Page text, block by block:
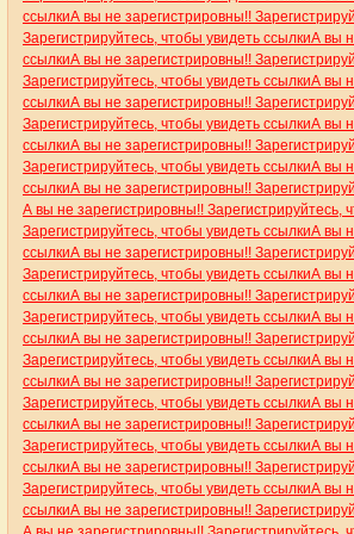
ссылкиА вы не зарегистрировны!!
Зарегистрируйтесь, чтобы увидеть ссылкиА вы
ссылкиА вы не зарегистрировны!!
Зарегистрируйтесь, чтобы увидеть ссылкиА вы
ссылкиА вы не зарегистрировны!!
Зарегистрируйтесь, чтобы увидеть ссылкиА вы
ссылкиА вы не зарегистрировны!!
Зарегистрируйтесь, чтобы увидеть ссылкиА вы
ссылкиА вы не зарегистрировны!!
А вы не зарегистрировны!! Зарегистрируйтесь,
Зарегистрируйтесь, чтобы увидеть ссылкиА вы
ссылкиА вы не зарегистрировны!!
Зарегистрируйтесь, чтобы увидеть ссылкиА вы
ссылкиА вы не зарегистрировны!!
Зарегистрируйтесь, чтобы увидеть ссылкиА вы
ссылкиА вы не зарегистрировны!!
Зарегистрируйтесь, чтобы увидеть ссылкиА вы
ссылкиА вы не зарегистрировны!!
Зарегистрируйтесь, чтобы увидеть ссылкиА вы
ссылкиА вы не зарегистрировны!!
Зарегистрируйтесь, чтобы увидеть ссылкиА вы
ссылкиА вы не зарегистрировны!!
Зарегистрируйтесь, чтобы увидеть ссылкиА вы
ссылкиА вы не зарегистрировны!!